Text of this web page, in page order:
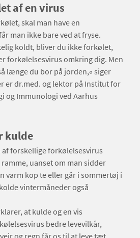
af en virus
skal man have en
man ikke bare ved at fryse.
koldt, bliver du ikke forkølet,
forkølelsesvirus omkring dig. Men
længe du bor på jorden,« siger
er dr.med. og lektor på Institut for
og Immunologi ved Aarhus
kulde
forskellige forkølelsesvirus
uanset om man sidder
varm kop te eller går i sommertøj i
vintermåneder også
at kulde og en vis
bedre levevilkår,